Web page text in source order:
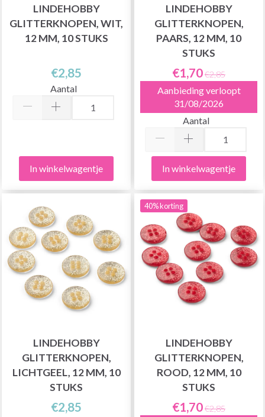
LINDEHOBBY
GLITTERKNOPEN, WIT,
12 MM, 10 STUKS
€2,85
Aantal
In winkelwagentje
LINDEHOBBY
GLITTERKNOPEN,
PAARS, 12 MM, 10
STUKS
€1,70€2,85
Aanbieding verloopt
31/08/2026
Aantal
In winkelwagentje
LINDEHOBBY
GLITTERKNOPEN,
LICHTGEEL, 12 MM, 10
STUKS
€2,85
40% korting
LINDEHOBBY
GLITTERKNOPEN,
ROOD, 12 MM, 10
STUKS
€1,70€2,85